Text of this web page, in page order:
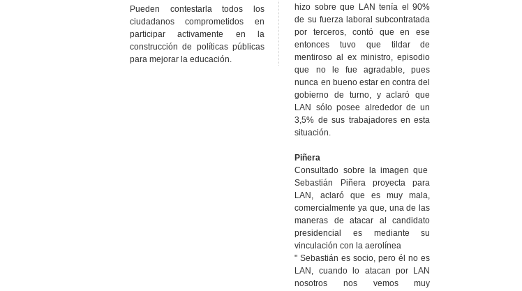
Pueden contestarla todos los
ciudadanos comprometidos en
participar activamente en la
construcción de políticas públicas
para mejorar la educación.
hizo sobre que LAN tenía el 90%
de su fuerza laboral subcontratada
por terceros, contó que en ese
entonces tuvo que tildar de
mentiroso al ex ministro, episodio
que no le fue agradable, pues
nunca en bueno estar en contra del
gobierno de turno, y aclaró que
LAN sólo posee alrededor de un
3,5% de sus trabajadores en esta
situación.
Piñera
Consultado sobre la imagen que
Sebastián Piñera proyecta para
LAN, aclaró que es muy mala,
comercialmente ya que, una de las
maneras de atacar al candidato
presidencial es mediante su
vinculación con la aerolínea
" Sebastián es socio, pero él no es
LAN, cuando lo atacan por LAN
nosotros nos vemos muy